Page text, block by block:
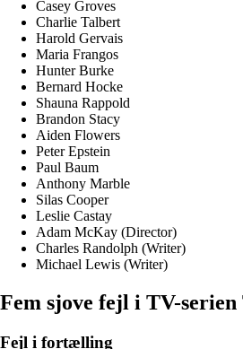
Casey Groves
Charlie Talbert
Harold Gervais
Maria Frangos
Hunter Burke
Bernard Hocke
Shauna Rappold
Brandon Stacy
Aiden Flowers
Peter Epstein
Paul Baum
Anthony Marble
Silas Cooper
Leslie Castay
Adam McKay (Director)
Charles Randolph (Writer)
Michael Lewis (Writer)
Fem sjove fejl i TV-
Fejl i fortælling